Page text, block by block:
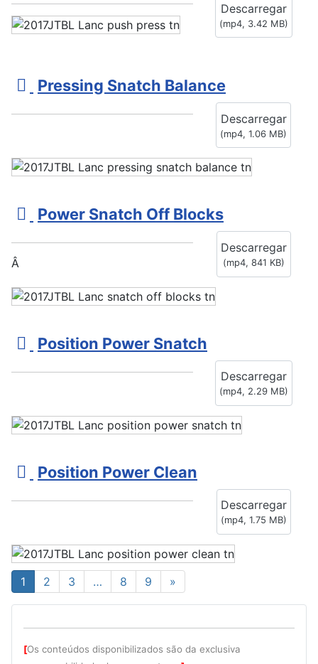
[Os conteúdos disponibilizados são da exclusiva
d
e
Descarregar
(mp4, 3.42 MB)
v
o
Pressing Snatch Balance
Descarregar
(mp4, 1.06 MB)
v
o
Power Snatch Off Blocks
Descarregar
(mp4, 841 KB)
Â
v
o
Position Power Snatch
Descarregar
(mp4, 2.29 MB)
v
o
Position Power Clean
Descarregar
(mp4, 1.75 MB)
1 2 3 … 8 9 »